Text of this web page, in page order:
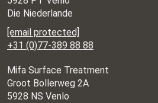
Die Niederlande
[email protected]
+31 (0)77-389 88 88
Mifa Surface Treatment
Groot Bollerweg 2A
5928 NS Venlo